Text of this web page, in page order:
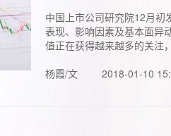
中国上市公司研究院12月初
表现、影响因素及基本面异
值正在获得越来越多的关注
杨霞/文
2018-01-10